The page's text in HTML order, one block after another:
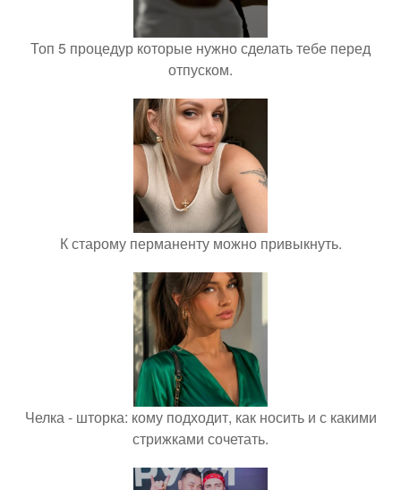
Топ 5 процедур которые нужно сделать тебе перед
отпуском.
К старому перманенту можно привыкнуть.
Челка - шторка: кому подходит, как носить и с какими
стрижками сочетать.